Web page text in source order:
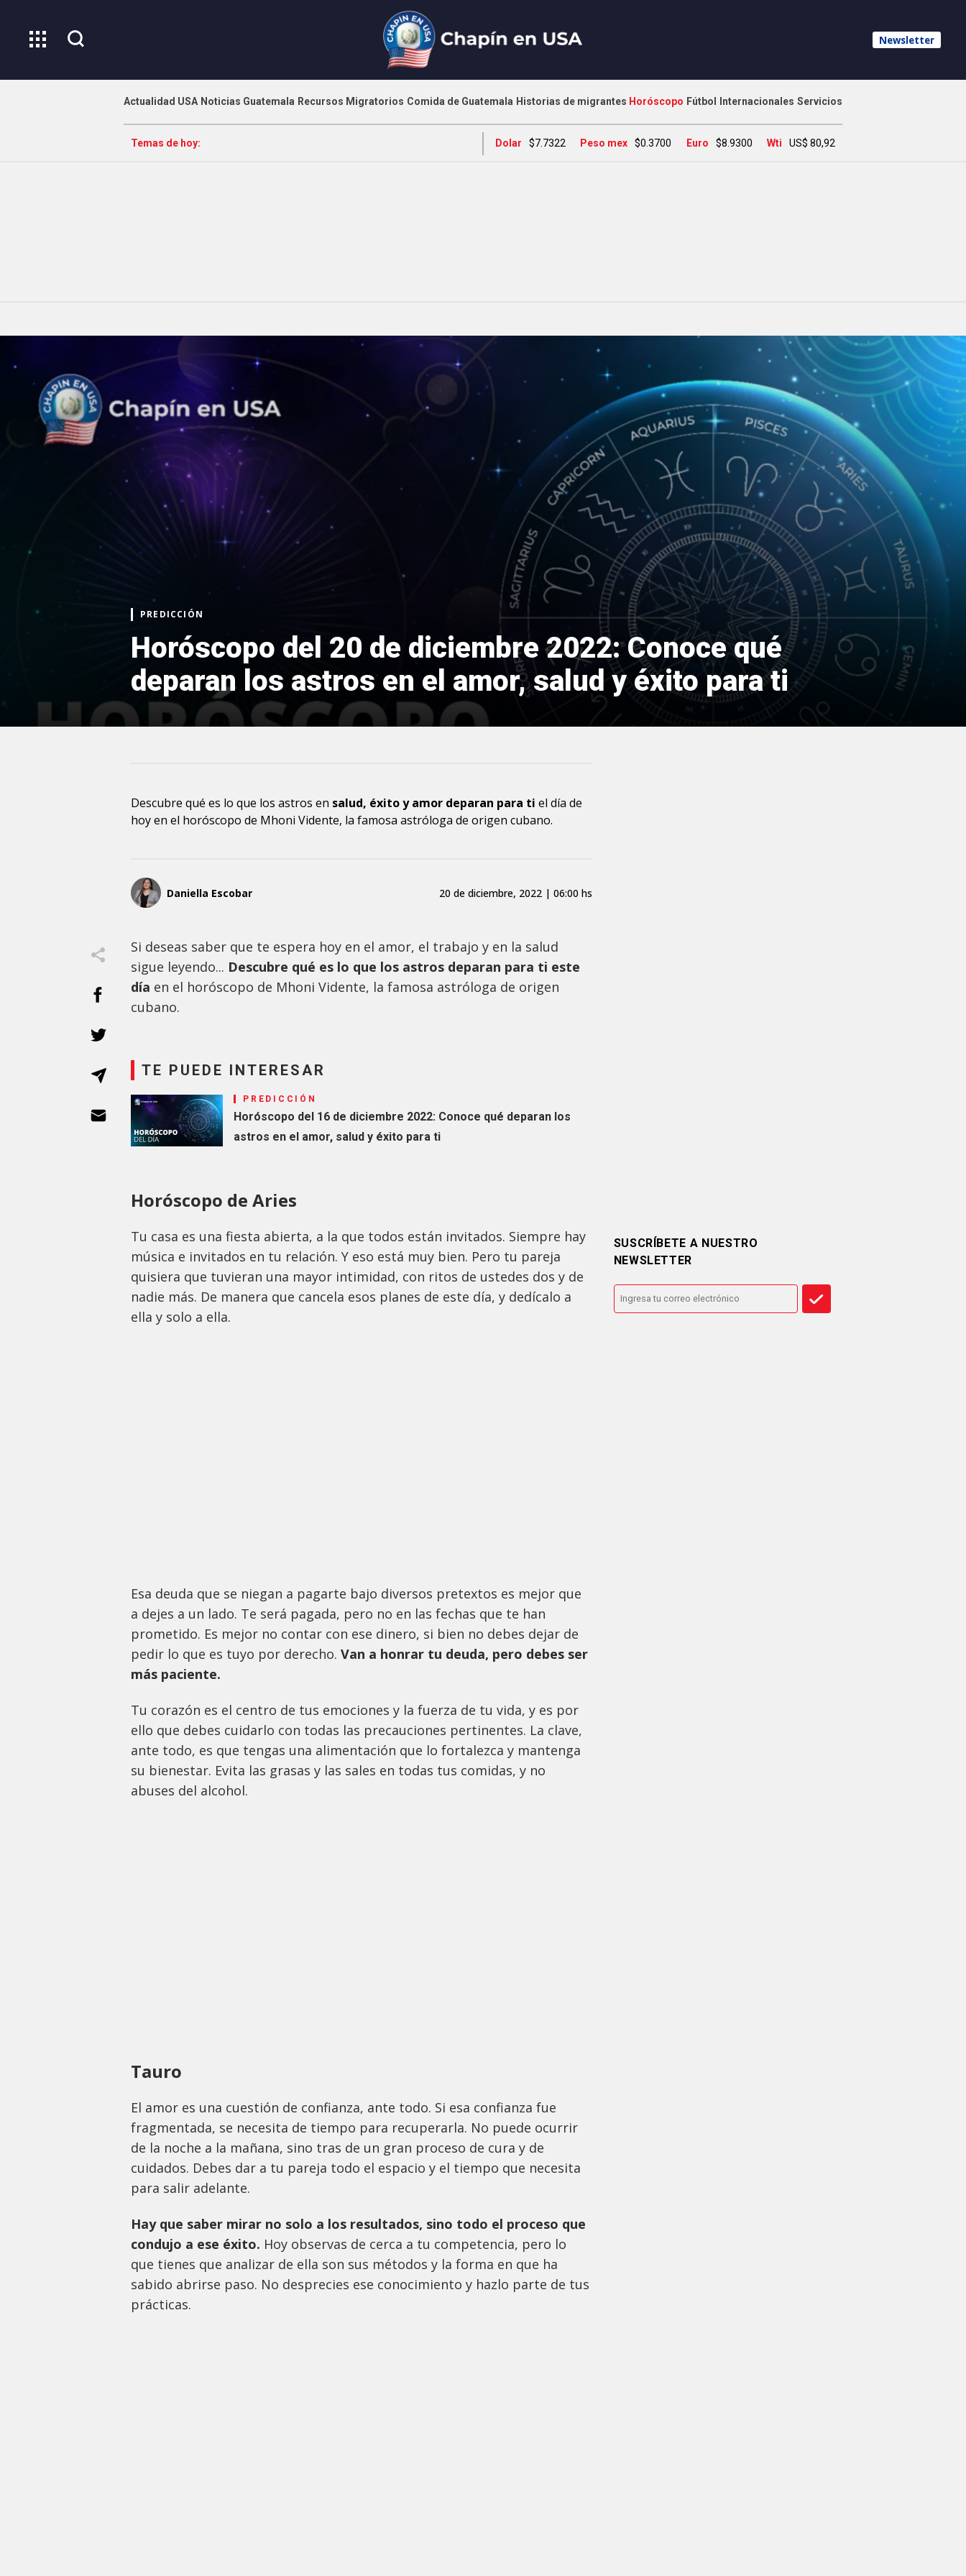
Newsletter
Actualidad USA Noticias Guatemala Recursos Migratorios Comida de Guatemala Historias de migrantes Horóscopo Fútbol Internacionales Servicios
Temas de hoy: Dolar $7.7322 Peso mex $0.3700 Euro $8.9300 Wti US$ 80,92
PREDICCIÓN
Horóscopo del 20 de diciembre 2022: Conoce qué
deparan los astros en el amor, salud y éxito para ti
Descubre qué es lo que los astros en salud, éxito y amor deparan para ti el día de
hoy en el horóscopo de Mhoni Vidente, la famosa astróloga de origen cubano.
Daniella Escobar 20 de diciembre, 2022 | 06:00 hs
Si deseas saber que te espera hoy en el amor, el trabajo y en la salud
sigue leyendo... Descubre qué es lo que los astros deparan para ti este
día en el horóscopo de Mhoni Vidente, la famosa astróloga de origen
cubano.
TE PUEDE INTERESAR
PREDICCIÓN
Horóscopo del 16 de diciembre 2022: Conoce qué deparan los
astros en el amor, salud y éxito para ti
Horóscopo de Aries
Tu casa es una fiesta abierta, a la que todos están invitados. Siempre hay
música e invitados en tu relación. Y eso está muy bien. Pero tu pareja
quisiera que tuvieran una mayor intimidad, con ritos de ustedes dos y de
nadie más. De manera que cancela esos planes de este día, y dedícalo a
ella y solo a ella.
Esa deuda que se niegan a pagarte bajo diversos pretextos es mejor que
a dejes a un lado. Te será pagada, pero no en las fechas que te han
prometido. Es mejor no contar con ese dinero, si bien no debes dejar de
pedir lo que es tuyo por derecho. Van a honrar tu deuda, pero debes ser
más paciente.
Tu corazón es el centro de tus emociones y la fuerza de tu vida, y es por
ello que debes cuidarlo con todas las precauciones pertinentes. La clave,
ante todo, es que tengas una alimentación que lo fortalezca y mantenga
su bienestar. Evita las grasas y las sales en todas tus comidas, y no
abuses del alcohol.
Tauro
El amor es una cuestión de confianza, ante todo. Si esa confianza fue
fragmentada, se necesita de tiempo para recuperarla. No puede ocurrir
de la noche a la mañana, sino tras de un gran proceso de cura y de
cuidados. Debes dar a tu pareja todo el espacio y el tiempo que necesita
para salir adelante.
Hay que saber mirar no solo a los resultados, sino todo el proceso que
condujo a ese éxito. Hoy observas de cerca a tu competencia, pero lo
que tienes que analizar de ella son sus métodos y la forma en que ha
sabido abrirse paso. No desprecies ese conocimiento y hazlo parte de tus
prácticas.
SUSCRÍBETE A NUESTRO
NEWSLETTER